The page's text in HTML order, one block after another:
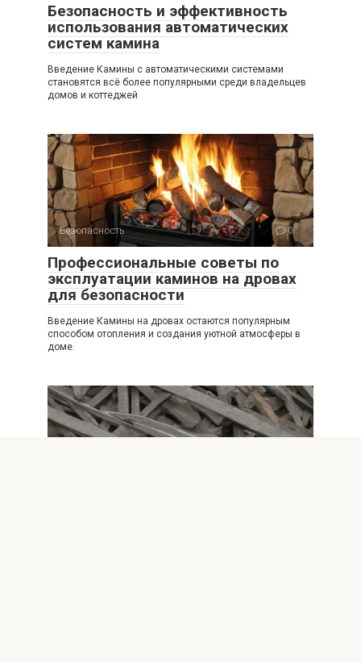
Безопасность и эффективность
использования автоматических
систем камина
Введение Камины с автоматическими системами
становятся всё более популярными среди владельцев
домов и коттеджей
Безопасность 0
Профессиональные советы по
эксплуатации каминов на дровах
для безопасности
Введение Камины на дровах остаются популярным
способом отопления и создания уютной атмосферы в
доме.